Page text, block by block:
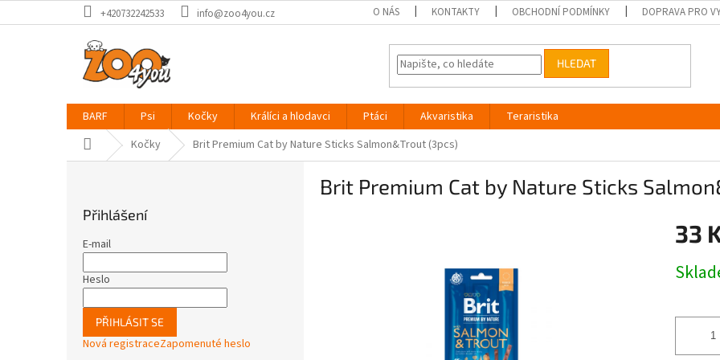
na
+420732242533 info@zoo4you.cz O NÁS KONTAKTY OBCHODNÍ PODMÍNKY DOPRAVA PRO
HLEDAT
BARF Psi Kočky Králíci a hlodavci Ptáci Akvaristika
Teraristika
Domů Kočky Brit Premium Cat by Nature Sticks Salmon&Trout (3pcs)
Přihlášení
E-mail
Heslo
PŘIHLÁSIT SE
Nová registraceZapomenuté heslo
Brit Premium Cat by Nature Sticks
33
cena: